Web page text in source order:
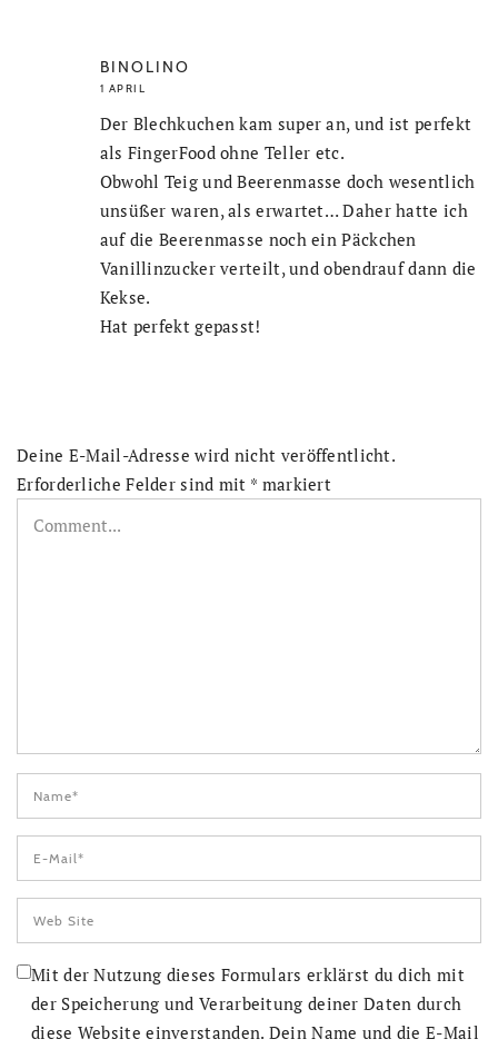
BINOLINO
1 APRIL
Der Blechkuchen kam super an, und ist perfekt
als FingerFood ohne Teller etc.
Obwohl Teig und Beerenmasse doch wesentlich
unsüßer waren, als erwartet… Daher hatte ich
auf die Beerenmasse noch ein Päckchen
Vanillinzucker verteilt, und obendrauf dann die
Kekse.
Hat perfekt gepasst!
Deine E-Mail-Adresse wird nicht veröffentlicht.
Erforderliche Felder sind mit * markiert
Mit der Nutzung dieses Formulars erklärst du dich mit
der Speicherung und Verarbeitung deiner Daten durch
diese Website einverstanden. Dein Name und die E-Mail